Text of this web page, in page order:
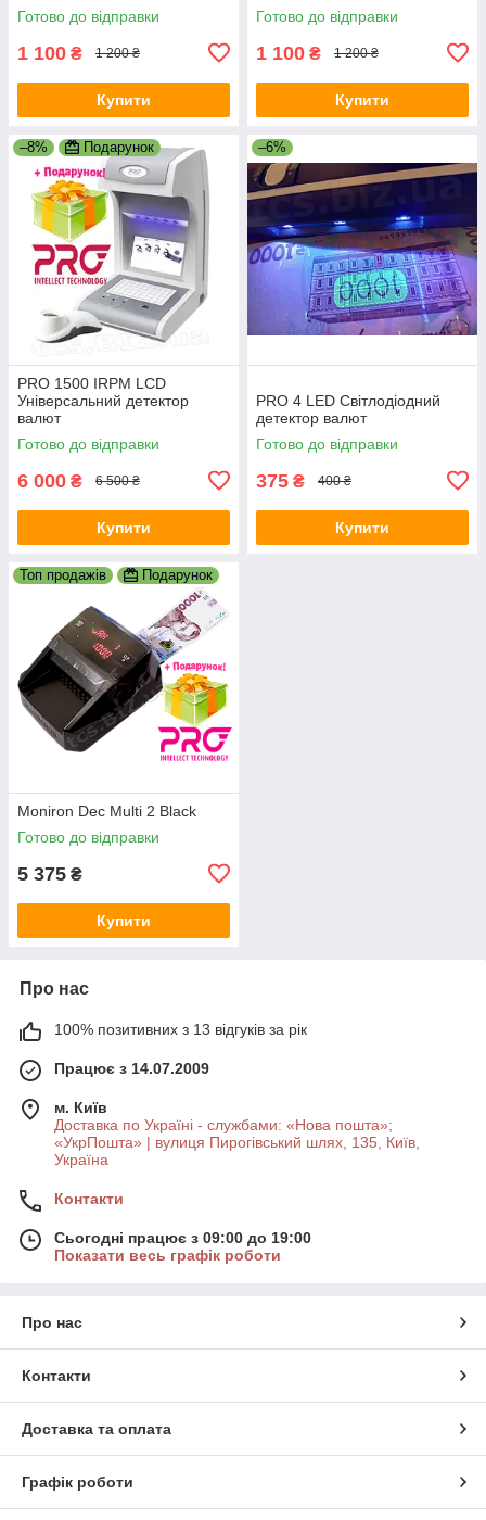
Готово до відправки
1 100 ₴ 1 200 ₴
Купити
Готово до відправки
1 100 ₴ 1 200 ₴
Купити
–8% Подарунок
PRO 1500 IRPM LCD
Універсальний детектор
валют
Готово до відправки
6 000 ₴ 6 500 ₴
Купити
–6%
PRO 4 LED Світлодіодний
детектор валют
Готово до відправки
375 ₴ 400 ₴
Купити
Топ продажів Подарунок
Moniron Dec Multi 2 Black
Готово до відправки
5 375 ₴
Купити
Про нас
100% позитивних з 13 відгуків за рік
Працює з 14.07.2009
м. Київ
Доставка по Україні - службами: «Нова пошта»;
«УкрПошта» | вулиця Пирогівський шлях, 135, Київ,
Україна
Контакти
Сьогодні працює з 09:00 до 19:00
Показати весь графік роботи
Про нас
Контакти
Доставка та оплата
Графік роботи